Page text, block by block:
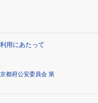
用にあたって
都府公安委員会 第